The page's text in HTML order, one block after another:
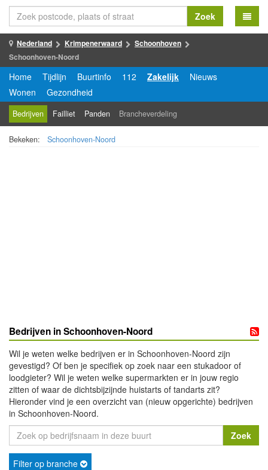
Zoek
Nederland Krimpenerwaard
Schoonhoven
Schoonhoven-Noord
Home Tijdlijn Buurtinfo 112 Zakelijk
Nieuws
Wonen
Gezondheid
Bedrijven Failliet Panden Brancheverdeling
Bekeken: Schoonhoven-Noord
Bedrijven in Schoonhoven-Noord
Wil je weten welke bedrijven er in Schoonhoven-Noord zijn
gevestigd? Of ben je specifiek op zoek naar een stukadoor of
loodgieter? Wil je weten welke supermarkten er in jouw regio
zitten of waar de dichtsbijzijnde huistarts of tandarts zit?
Hieronder vind je een overzicht van (nieuw opgerichte) bedrijven
in Schoonhoven-Noord.
Filter op branche